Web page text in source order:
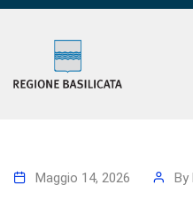
Maggio 14, 2026 By